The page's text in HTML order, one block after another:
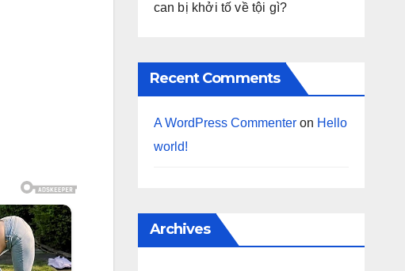
can bị khởi tố về tội gì?
Recent Comments
A WordPress Commenteron Hello
world!
Archives